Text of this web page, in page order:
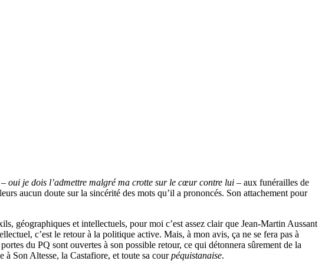
oui je dois l’admettre malgré ma crotte sur le cœur contre lui – aux funérailles de
aucun doute sur la sincérité des mots qu’il a prononcés. Son attachement pour
géographiques et intellectuels, pour moi c’est assez clair que Jean-Martin Aussant
c’est le retour à la politique active. Mais, à mon avis, ça ne se fera pas à
du PQ sont ouvertes à son possible retour, ce qui détonnera sûrement de la
Son Altesse, la Castafiore, et toute sa courpéquistanaise.